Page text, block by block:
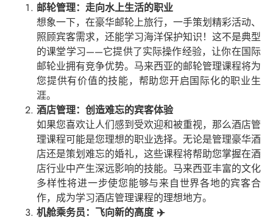
邮轮管理：走向水上生活的职业
想象一下，在豪华邮轮上旅行，一手策划精彩活动、
照顾宾客需求，还能学习海洋保护知识！这不是典型
的课堂学习——它提供了实际操作经验，让你在国际
邮轮业拥有竞争优势。马来西亚的邮轮管理课程将为
您提供有价值的技能，帮助您开启国际化的职业生
涯。
酒店管理：创造难忘的宾客体验
如果您喜欢让人们感到受欢迎和被重视，那么酒店管
理课程可能是您理想的职业选择。无论是管理豪华酒
店还是策划难忘的婚礼，这些课程将帮助您掌握在酒
店行业中产生深远影响的技能。马来西亚丰富的文化
多样性将进一步使您能够与来自世界各地的宾客合
作，成为学习酒店管理课程的理想地方。
机舱乘务员：飞向新的高度 ✈️